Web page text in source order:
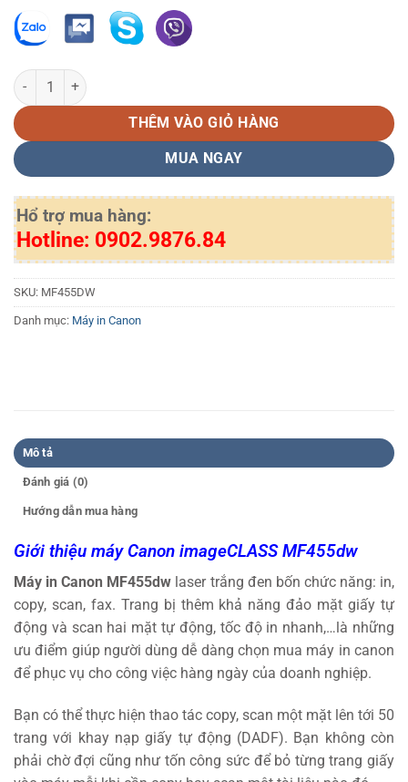
Máy in đa chức năng Canon MF455dw số lượng
THÊM VÀO GIỎ HÀNG
MUA NGAY
Hổ trợ mua hàng:
Hotline: 0902.9876.84
SKU: MF455DW
Danh mục: Máy in Canon
Mô tả
Đánh giá (0)
Hướng dẫn mua hàng
Giới thiệu máy Canon imageCLASS MF455dw
Máy in Canon MF455dw laser trắng đen bốn chức năng: in,
copy, scan, fax. Trang bị thêm khả năng đảo mặt giấy tự
động và scan hai mặt tự động, tốc độ in nhanh,…là những
ưu điểm giúp người dùng dễ dàng chọn mua máy in canon
để phục vụ cho công việc hàng ngày của doanh nghiệp.
Bạn có thể thực hiện thao tác copy, scan một mặt lên tới 50
trang với khay nạp giấy tự động (DADF). Bạn không còn
phải chờ đợi cũng như tốn công sức để bỏ từng trang giấy